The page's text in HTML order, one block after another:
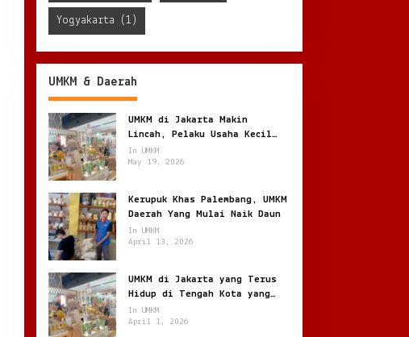
Yogyakarta (1)
UMKM & Daerah
UMKM di Jakarta Makin
Lincah, Pelaku Usaha Kecil
Berburu Peluang di Kota
Besar
In UMKM
May 19, 2026
Kerupuk Khas Palembang, UMKM
Daerah Yang Mulai Naik Daun
In UMKM
April 13, 2026
UMKM di Jakarta yang Terus
Hidup di Tengah Kota yang
Bergerak Cepat
In UMKM
April 1, 2026